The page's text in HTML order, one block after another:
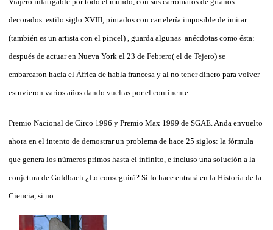
decorados estilo siglo XVIII, pintados con cartelería imposible de imitar
(también es un artista con el pincel) , guarda algunas anécdotas como ésta:
después de actuar en Nueva York el 23 de Febrero( el de Tejero) se
embarcaron hacia el África de habla francesa y al no tener dinero para volver
estuvieron varios años dando vueltas por el continente…..
Premio Nacional de Circo 1996 y Premio Max 1999 de SGAE. Anda envuelto
ahora en el intento de demostrar un problema de hace 25 siglos: la fórmula
que genera los números primos hasta el infinito, e incluso una solución a la
conjetura de Goldbach.¿Lo conseguirá? Si lo hace entrará en la Historia de la
Ciencia, si no….